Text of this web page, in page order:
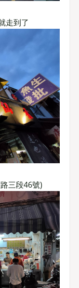
走到了
三段46號)